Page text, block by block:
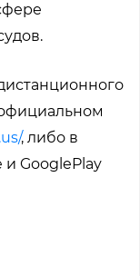
, либо в
GooglePlay